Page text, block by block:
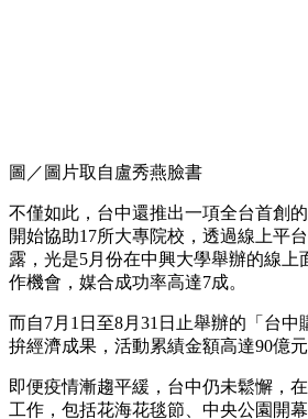
圖／圖片取自盧秀燕臉書
不僅如此，台中還推出一項全台首創
開始協助17所大專院校，透過線上平
露，光是5月份在中興大學舉辦的線上
作機會，媒合成功率高達7成。
而自7月1日至8月31日止舉辦的「台
拚經濟成果，活動累績金額高達90億元
即便疫情漸趨平緩，台中仍未鬆懈，
工作，包括花海花毯節、中央公園開